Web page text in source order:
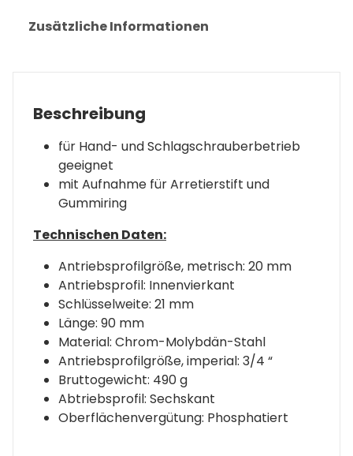
21
Zusätzliche Informationen
Beschreibung
für Hand- und Schlagschrauberbetrieb
geeignet
mit Aufnahme für Arretierstift und
Gummiring
Technischen Daten:
Antriebsprofilgröße, metrisch: 20 mm
Antriebsprofil: Innenvierkant
Schlüsselweite: 21 mm
Länge: 90 mm
Material: Chrom-Molybdän-Stahl
Antriebsprofilgröße, imperial: 3/4 “
Bruttogewicht: 490 g
Abtriebsprofil: Sechskant
Oberflächenvergütung: Phosphatiert